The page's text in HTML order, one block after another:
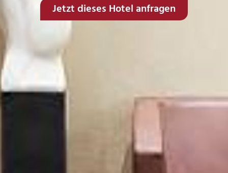
Jetzt dieses Hotel anfragen